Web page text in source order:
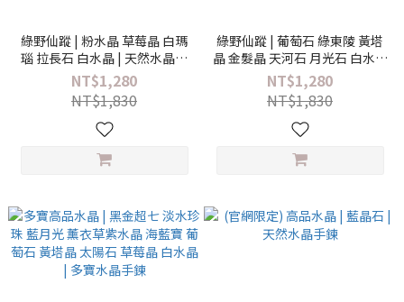
綠野仙蹤 | 粉水晶 草莓晶 白瑪
瑙 拉長石 白水晶 | 天然水晶項
鍊
NT$1,280
NT$1,830
綠野仙蹤 | 葡萄石 綠東陵 黃塔
晶 金髮晶 天河石 月光石 白水晶
貝珠 | 天然水晶項鍊
NT$1,280
NT$1,830